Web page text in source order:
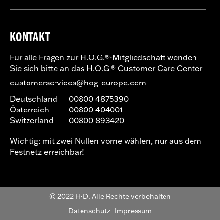
KONTAKT
Für alle Fragen zur H.O.G.®-Mitgliedschaft wenden
Sie sich bitte an das H.O.G.® Customer Care Center
customerservices@hog-europe.com
Deutschland
00800 4875390
Österreich
00800 404001
Switzerland
00800 893420
Wichtig: mit zwei Nullen vorne wählen, nur aus dem
Festnetz erreichbar!
© 2022 H-D. Alle Rechte vorbehalten
Datenschutz Impressum